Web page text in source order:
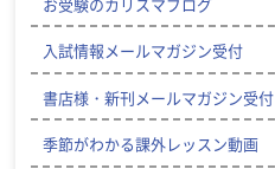
入試情報メールマガジン受付
書店様・新刊メールマガジン受付
季節がわかる課外レッスン動画